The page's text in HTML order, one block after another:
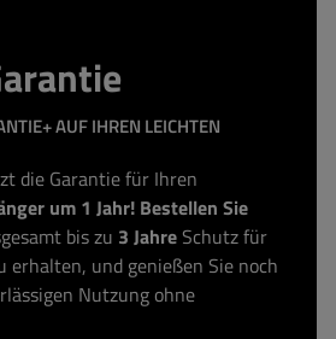
AUF IHREN LEICHTEN
die Garantie für Ihren
um 1 Jahr! Bestellen Sie
bis zu 3 Jahre Schutz für
erhalten, und genießen Sie noch
Nutzung ohne